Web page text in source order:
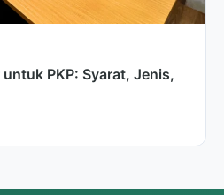
PKP: Syarat, Jenis,